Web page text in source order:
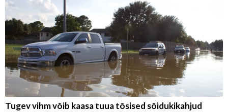
Tugev vihm võib kaasa tuua tõsised sõidukikahjud